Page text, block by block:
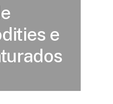
e